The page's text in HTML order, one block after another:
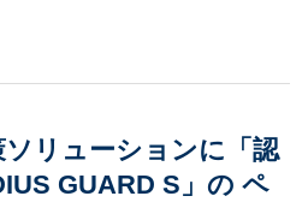
リューションに「認
GUARD S」の ペ